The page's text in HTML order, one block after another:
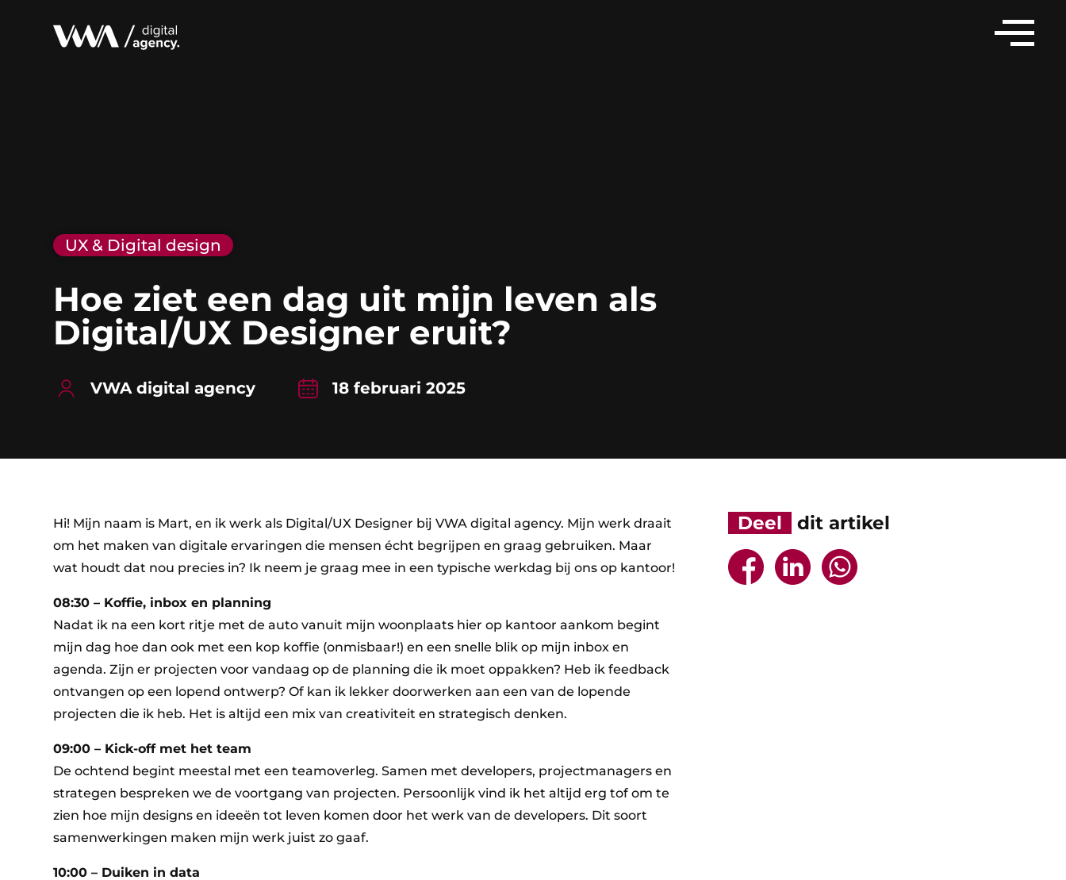
UX & Digital design
Hoe ziet een dag uit mijn leven als
Digital/UX Designer eruit?
VWA digital agency 18 februari 2025
Hi! Mijn naam is Mart, en ik werk als Digital/UX Designer bij VWA digital agency. Mijn werk draait
om het maken van digitale ervaringen die mensen écht begrijpen en graag gebruiken. Maar
wat houdt dat nou precies in? Ik neem je graag mee in een typische werkdag bij ons op kantoor!
08:30 – Koffie, inbox en planning
Nadat ik na een kort ritje met de auto vanuit mijn woonplaats hier op kantoor aankom begint
mijn dag hoe dan ook met een kop koffie (onmisbaar!) en een snelle blik op mijn inbox en
agenda. Zijn er projecten voor vandaag op de planning die ik moet oppakken? Heb ik feedback
ontvangen op een lopend ontwerp? Of kan ik lekker doorwerken aan een van de lopende
projecten die ik heb. Het is altijd een mix van creativiteit en strategisch denken.
09:00 – Kick-off met het team
De ochtend begint meestal met een teamoverleg. Samen met developers, projectmanagers en
strategen bespreken we de voortgang van projecten. Persoonlijk vind ik het altijd erg tof om te
zien hoe mijn designs en ideeën tot leven komen door het werk van de developers. Dit soort
samenwerkingen maken mijn werk juist zo gaaf.
10:00 – Duiken in data
Deel dit artikel
  